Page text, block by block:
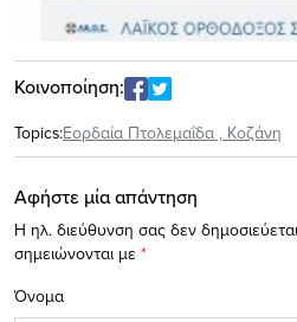
Κοινοποίηση:
Topics:Εορδαία Πτολεμαΐδα , Κοζάνη
Αφήστε μία απάντηση
Η ηλ. διεύθυνση σας δεν
σημειώνονται με *
Όνομα